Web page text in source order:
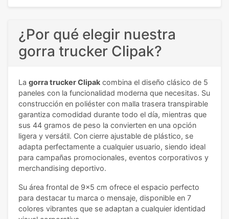
¿Por qué elegir nuestra
gorra trucker Clipak?
La gorra trucker Clipak combina el diseño clásico de 5
paneles con la funcionalidad moderna que necesitas. Su
construcción en poliéster con malla trasera transpirable
garantiza comodidad durante todo el día, mientras que
sus 44 gramos de peso la convierten en una opción
ligera y versátil. Con cierre ajustable de plástico, se
adapta perfectamente a cualquier usuario, siendo ideal
para campañas promocionales, eventos corporativos y
merchandising deportivo.
Su área frontal de 9x5 cm ofrece el espacio perfecto
para destacar tu marca o mensaje, disponible en 7
colores vibrantes que se adaptan a cualquier identidad